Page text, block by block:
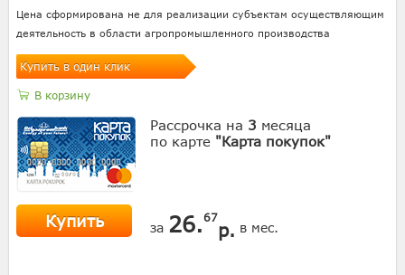
Цена сформирована не для реализации субъектам осуществляющим
деятельность в области агропромышленного производства
Купить в один клик
В корзину
Рассрочка на 3 месяца
по карте "Карта покупок"
Купить за 26.67
р. в мес.